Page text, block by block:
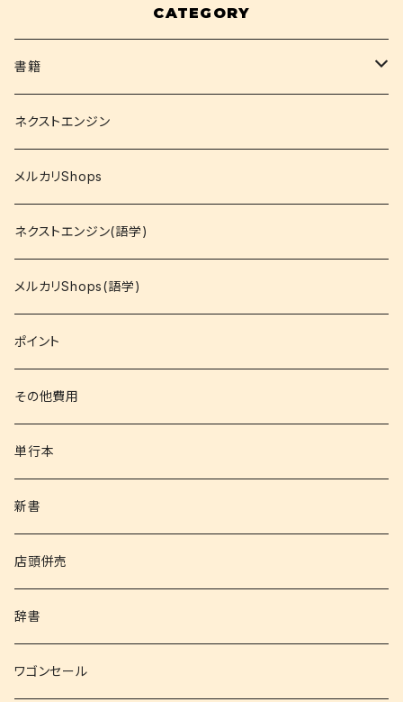
CATEGORY
書籍
関西大学テキスト
就活
資格
コミック
文庫
その他書籍
書籍以外
ネクストエンジン
メルカリShops
ネクストエンジン(語学)
メルカリShops(語学)
ポイント
その他費用
単行本
新書
店頭併売
辞書
ワゴンセール